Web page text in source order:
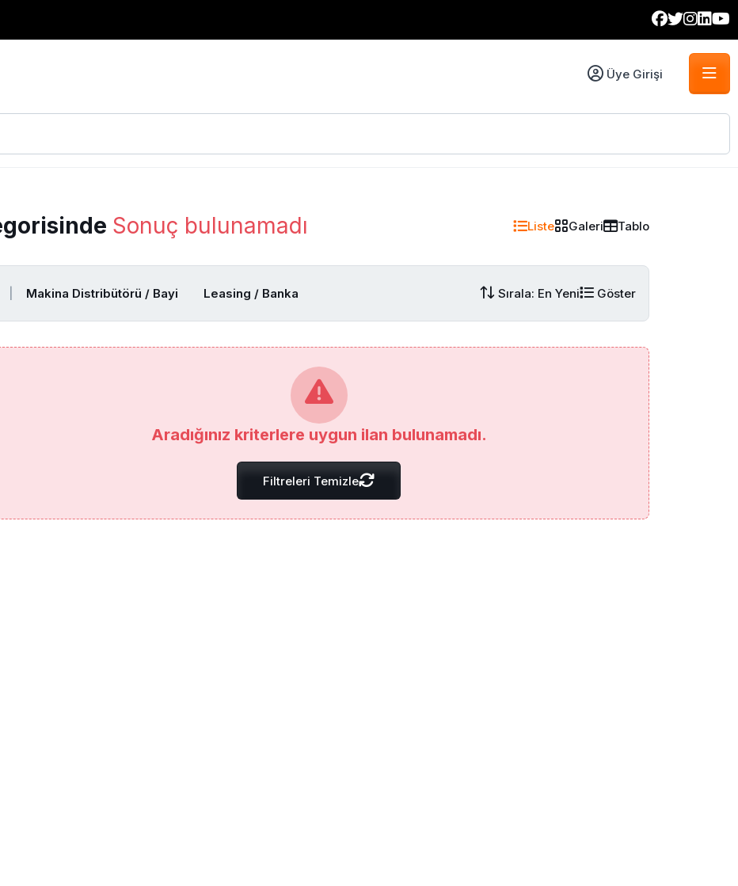
Üye Girişi
Sonuç bulunamadı Liste Galeri Tablo
Makina Distribütörü / Bayi Leasing / Banka Sırala: En Yeni Göster
Aradığınız kriterlere uygun ilan bulunamadı.
Filtreleri Temizle